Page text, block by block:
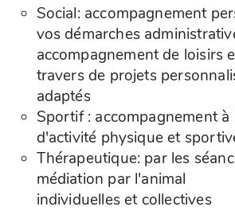
Social: accompagnement
vos démarches
accompagnement de loisirs
travers de projets
adaptés
Sportif : accompagnement à
d'activité physique et
Thérapeutique: par les
médiation par l'animal
individuelles et collectives